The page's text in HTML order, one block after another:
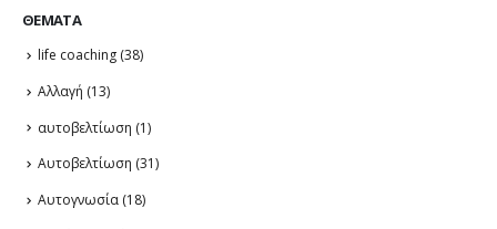
ΘΈΜΑΤΑ
life coaching (38)
Αλλαγή (13)
αυτοβελτίωση (1)
Αυτοβελτίωση (31)
Αυτογνωσία (18)